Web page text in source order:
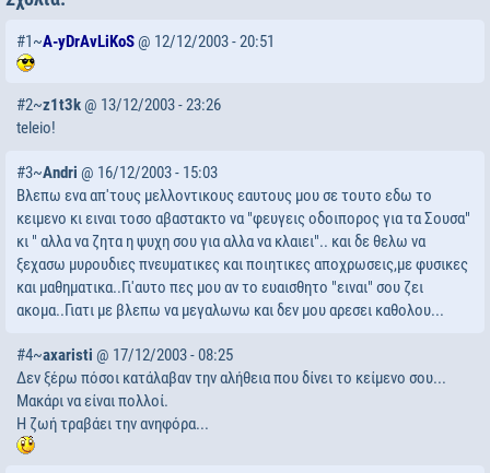
#1~A-yDrAvLiKoS@ 12/12/2003 - 20:51
#2~z1t3k @ 13/12/2003 - 23:26
teleio!
#3~Andri @ 16/12/2003 - 15:03
Βλεπω ενα απ'τους μελλοντικους εαυτους μου σε τουτο εδω το
κειμενο κι ειναι τοσο αβαστακτο να "φευγεις οδοιπορος για τα Σουσα"
κι " αλλα να ζητα η ψυχη σου για αλλα να κλαιει".. και δε θελω να
ξεχασω μυρουδιες πνευματικες και ποιητικες αποχρωσεις,με φυσικες
και μαθηματικα..Γι'αυτο πες μου αν το ευαισθητο "ειναι" σου ζει
ακομα..Γιατι με βλεπω να μεγαλωνω και δεν μου αρεσει καθολου...
#4~axaristi @ 17/12/2003 - 08:25
Δεν ξέρω πόσοι κατάλαβαν την αλήθεια που δίνει το κείμενο σου...
Μακάρι να είναι πολλοί.
Η ζωή τραβάει την ανηφόρα...